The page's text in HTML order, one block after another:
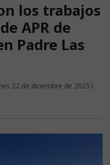
los trabajos
APR de
Padre Las
22 de diciembre de 2025